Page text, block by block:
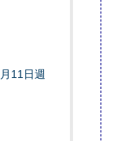
11日週